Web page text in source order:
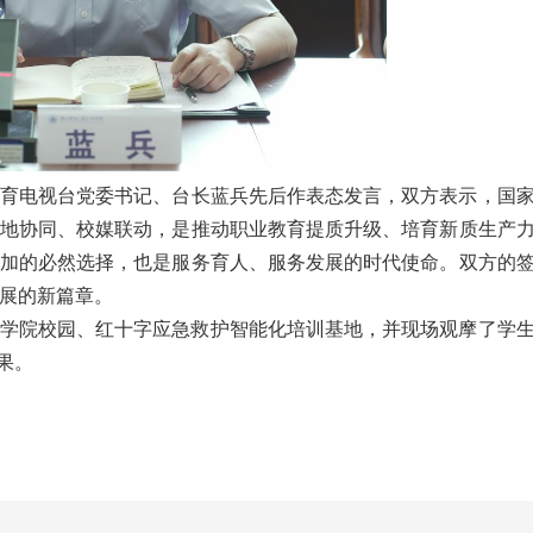
电视台党委书记、台长蓝兵先后作表态发言，双方表示，国
协同、校媒联动，是推动职业教育提质升级、培育新质生产
的必然选择，也是服务育人、服务发展的时代使命。双方的
的新篇章。
院校园、红十字应急救护智能化培训基地，并现场观摩了学
。